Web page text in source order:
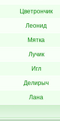
Цветрончик
Леонид
Мятка
Лучик
Игл
Делирыч
Лана